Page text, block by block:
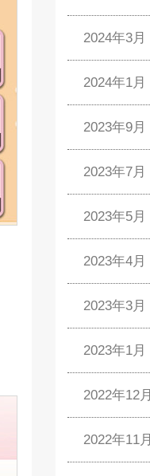
2024年3月
2024年1月
2023年9月
2023年7月
2023年5月
2023年4月
2023年3月
2023年1月
2022年12月
2022年11月